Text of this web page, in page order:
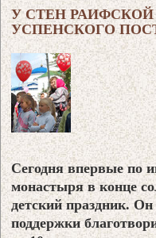
У СТЕН
УСПЕНСКОГО
Сегодня впервые по
монастыря в конце
детский праздник.
поддержки